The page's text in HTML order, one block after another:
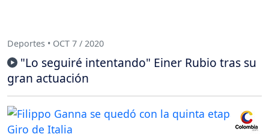
Deportes • OCT 7 / 2020
"Lo seguiré intentando" Einer Rubio tras su
gran actuación